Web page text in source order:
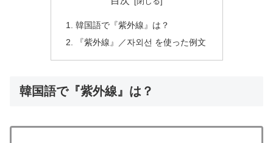
韓国語で『紫外線』は？
『紫外線』／자외선 を使った例文
韓国語で『紫外線』は？